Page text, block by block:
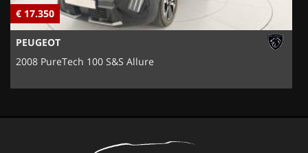
€ 17.350
PEUGEOT
2008 PureTech 100 S&S Allure